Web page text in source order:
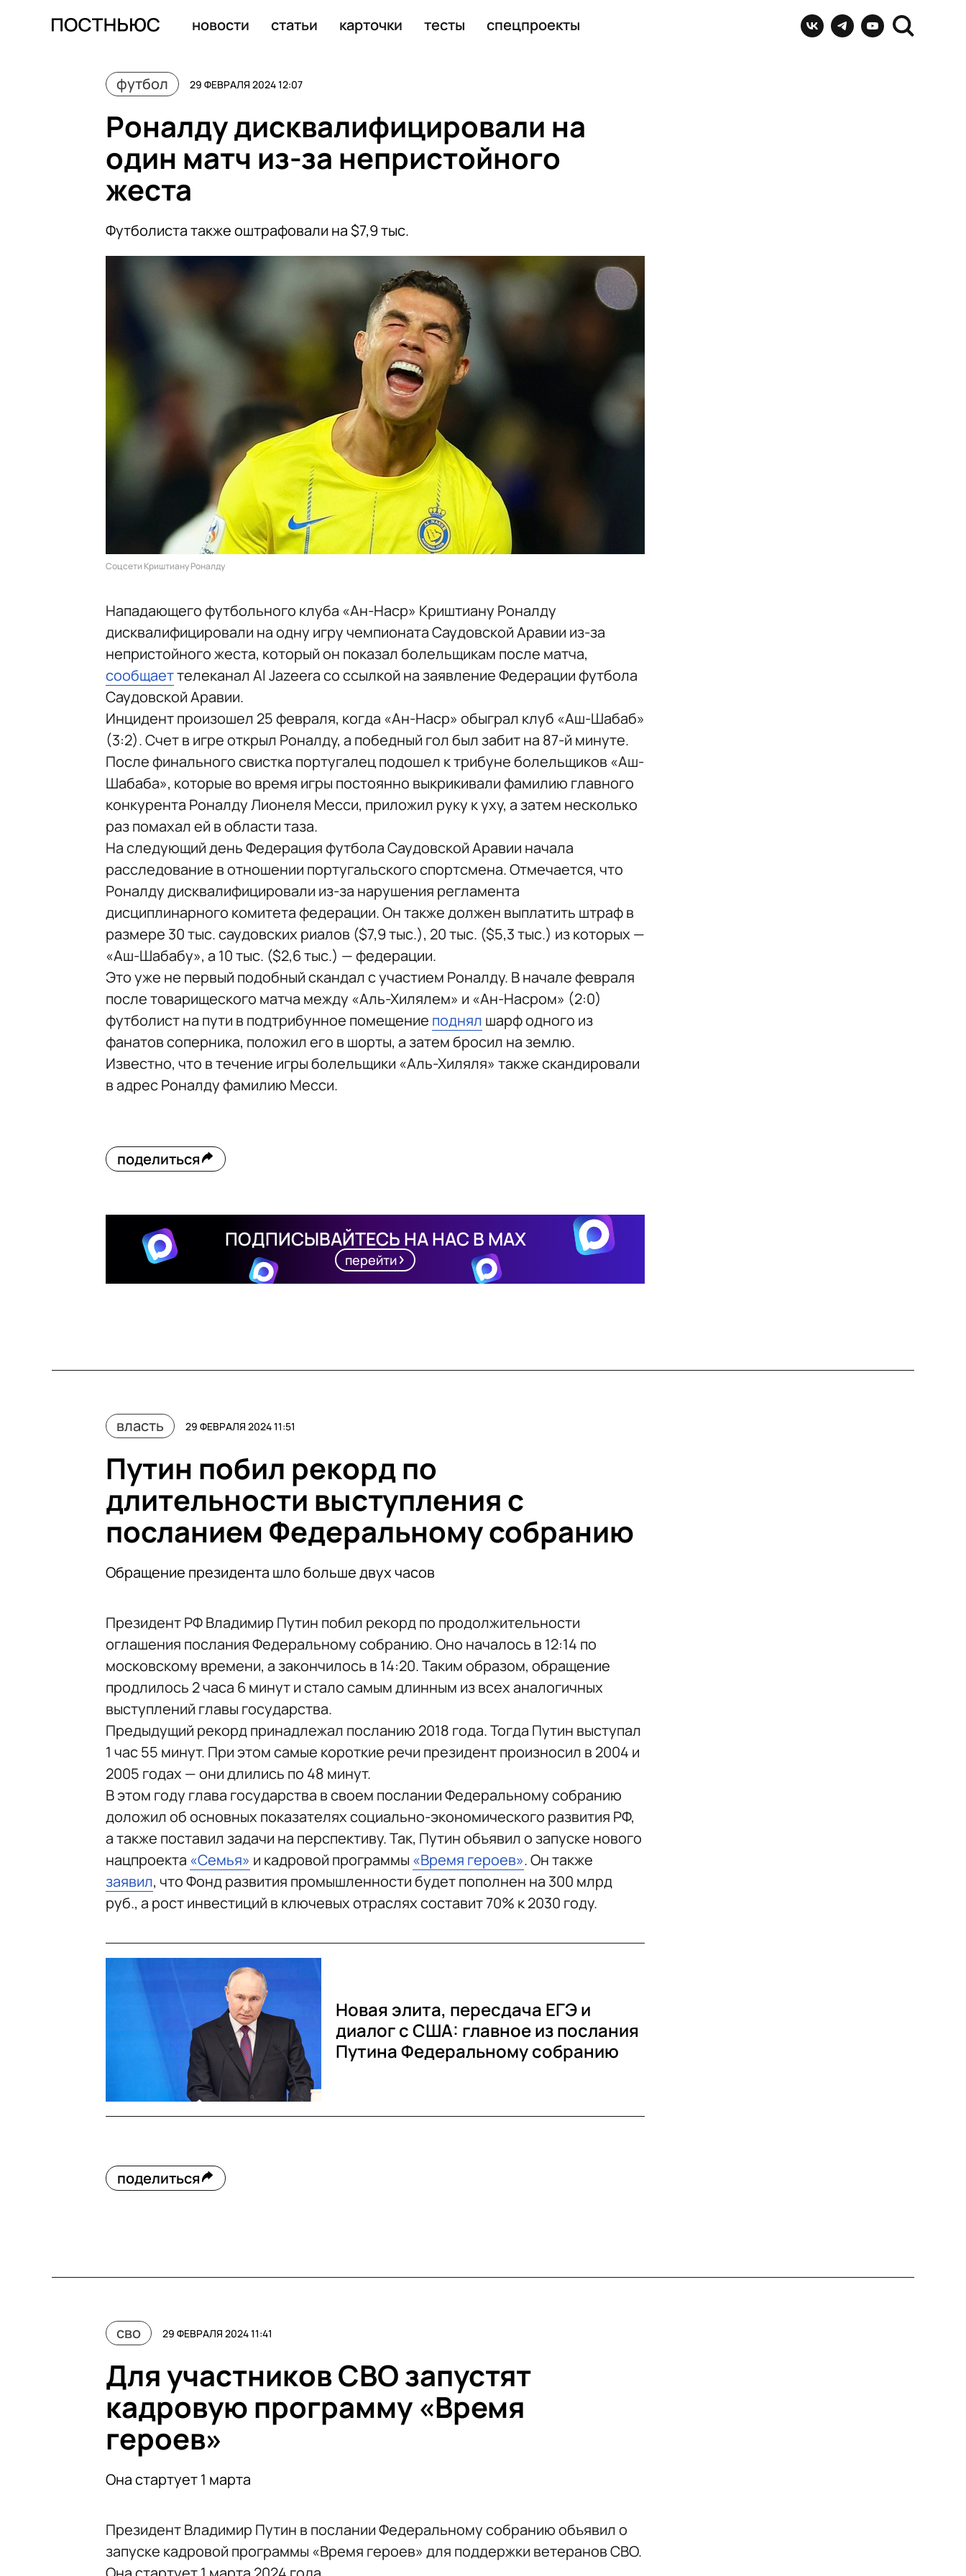
новости статьи карточки тесты спецпроекты
футбол 29 ФЕВРАЛЯ 2024 12:07
Роналду дисквалифицировали на
один матч из-за непристойного
жеста
Футболиста также оштрафовали на $7,9 тыс.
Соцсети Криштиану Роналду
Нападающего футбольного клуба «Ан-Наср» Криштиану Роналду
дисквалифицировали на одну игру чемпионата Саудовской Аравии из-за
непристойного жеста, который он показал болельщикам после матча,
сообщаеттелеканал Al Jazeera со ссылкой на заявление Федерации футбола
Саудовской Аравии.
Инцидент произошел 25 февраля, когда «Ан-Наср» обыграл клуб «Аш-Шабаб»
(3:2). Счет в игре открыл Роналду, а победный гол был забит на 87-й минуте.
После финального свистка португалец подошел к трибуне болельщиков «Аш-
Шабаба», которые во время игры постоянно выкрикивали фамилию главного
конкурента Роналду Лионеля Месси, приложил руку к уху, а затем несколько
раз помахал ей в области таза.
На следующий день Федерация футбола Саудовской Аравии начала
расследование в отношении португальского спортсмена. Отмечается, что
Роналду дисквалифицировали из-за нарушения регламента
дисциплинарного комитета федерации. Он также должен выплатить штраф в
размере 30 тыс. саудовских риалов ($7,9 тыс.), 20 тыс. ($5,3 тыс.) из которых —
«Аш-Шабабу», а 10 тыс. ($2,6 тыс.) — федерации.
Это уже не первый подобный скандал с участием Роналду. В начале февраля
после товарищеского матча между «Аль-Хилялем» и «Ан-Насром» (2:0)
футболист на пути в подтрибунное помещение поднял шарф одного из
фанатов соперника, положил его в шорты, а затем бросил на землю.
Известно, что в течение игры болельщики «Аль-Хиляля» также скандировали
в адрес Роналду фамилию Месси.
поделиться
ПОДПИСЫВАЙТЕСЬ НА НАС В MAX
перейти
власть 29 ФЕВРАЛЯ 2024 11:51
Путин побил рекорд по
длительности выступления с
посланием Федеральному собранию
Обращение президента шло больше двух часов
Президент РФ Владимир Путин побил рекорд по продолжительности
оглашения послания Федеральному собранию. Оно началось в 12:14 по
московскому времени, а закончилось в 14:20. Таким образом, обращение
продлилось 2 часа 6 минут и стало самым длинным из всех аналогичных
выступлений главы государства.
Предыдущий рекорд принадлежал посланию 2018 года. Тогда Путин выступал
1 час 55 минут. При этом самые короткие речи президент произносил в 2004 и
2005 годах — они длились по 48 минут.
В этом году глава государства в своем послании Федеральному собранию
доложил об основных показателях социально-экономического развития РФ,
а также поставил задачи на перспективу. Так, Путин объявил о запуске нового
нацпроекта «Семья» и кадровой программы «Время героев». Он также
заявил, что Фонд развития промышленности будет пополнен на 300 млрд
руб., а рост инвестиций в ключевых отраслях составит 70% к 2030 году.
Новая элита, пересдача ЕГЭ и
диалог с США: главное из послания
Путина Федеральному собранию
поделиться
сво 29 ФЕВРАЛЯ 2024 11:41
Для участников СВО запустят
кадровую программу «Время
героев»
Она стартует 1 марта
Президент Владимир Путин в послании Федеральному собранию объявил о
запуске кадровой программы «Время героев» для поддержки ветеранов СВО.